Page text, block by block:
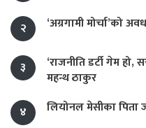
२ ‘अग्रगामी मोर्चा’को
३
‘राजनीति डर्टी गेम हो,
महन्थ ठाकुर
४
लियोनल मेसीका पिता